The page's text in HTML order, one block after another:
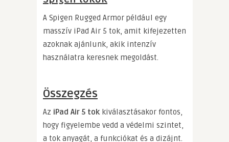
A Spigen Rugged Armor például egy
masszív iPad Air 5 tok, amit kifejezetten
azoknak ajánlunk, akik intenzív
használatra keresnek megoldást.
Összegzés
Az iPad Air 5 tok kiválasztásakor fontos,
hogy figyelembe vedd a védelmi szintet,
a tok anyagát, a funkciókat és a dizájnt.